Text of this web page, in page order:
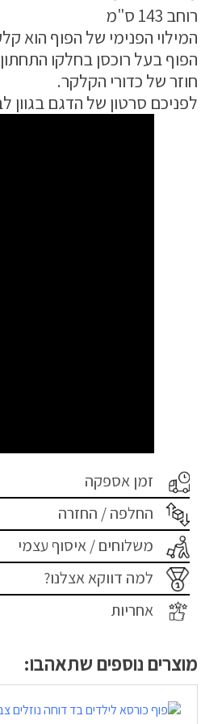
התחבר / הרשם
רוחב 143 ס"מ
המילוי הפנימי של הפוף הוא
הפוף בעל רוכסן בחלקו
חוזר של כדורי הקלקר.
לפניכם סרטון של הדגם בגוון
זמן אספקה
החלפה / החזרה
משלוחים / איסוף עצמי
למה דווקא אצלנו?
אחריות
מוצרים נוספים שתאהבו: